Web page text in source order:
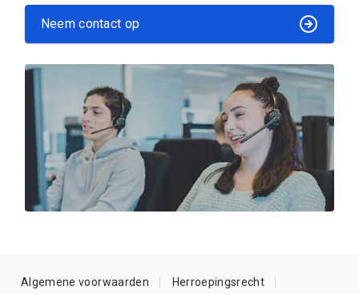
Neem contact op
Algemene voorwaarden Herroepingsrecht